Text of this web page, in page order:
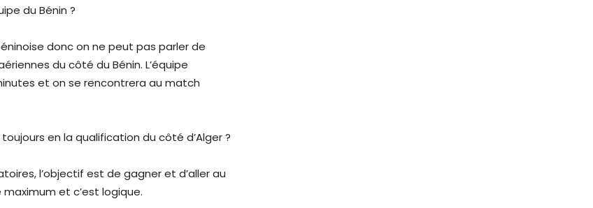
du Bénin ?
donc on ne peut pas parler de
du côté du Bénin. L’équipe
et on se rencontrera au match
en la qualification du côté d’Alger ?
l’objectif est de gagner et d’aller au
et c’est logique.